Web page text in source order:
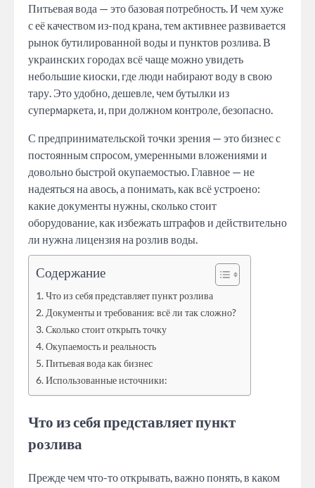
Питьевая вода — это базовая потребность. И чем хуже
с её качеством из-под крана, тем активнее развивается
рынок бутилированной воды и пунктов розлива. В
украинских городах всё чаще можно увидеть
небольшие киоски, где люди набирают воду в свою
тару. Это удобно, дешевле, чем бутылки из
супермаркета, и, при должном контроле, безопасно.
С предпринимательской точки зрения — это бизнес с
постоянным спросом, умеренными вложениями и
довольно быстрой окупаемостью. Главное — не
надеяться на авось, а понимать, как всё устроено:
какие документы нужны, сколько стоит
оборудование, как избежать штрафов и действительно
ли нужна лицензия на розлив воды.
Содержание
Что из себя представляет пункт розлива
Документы и требования: всё ли так сложно?
Сколько стоит открыть точку
Окупаемость и реальность
Питьевая вода как бизнес
Использованные источники:
Что из себя представляет пункт
розлива
Прежде чем что-то открывать, важно понять, в каком